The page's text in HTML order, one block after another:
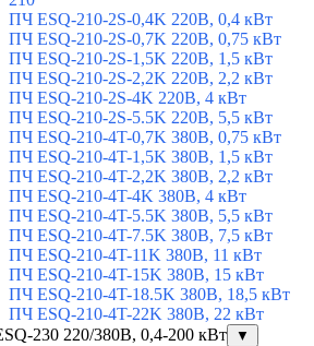
ПЧ ESQ-210-2S-0,4K 220В, 0,4 кВт
ПЧ ESQ-210-2S-0,7K 220В, 0,75 кВт
ПЧ ESQ-210-2S-1,5K 220В, 1,5 кВт
ПЧ ESQ-210-2S-2,2K 220В, 2,2 кВт
ПЧ ESQ-210-2S-4K 220В, 4 кВт
ПЧ ESQ-210-2S-5.5K 220В, 5,5 кВт
ПЧ ESQ-210-4T-0,7K 380В, 0,75 кВт
ПЧ ESQ-210-4T-1,5K 380В, 1,5 кВт
ПЧ ESQ-210-4T-2,2K 380В, 2,2 кВт
ПЧ ESQ-210-4T-4K 380В, 4 кВт
ПЧ ESQ-210-4T-5.5K 380В, 5,5 кВт
ПЧ ESQ-210-4T-7.5K 380В, 7,5 кВт
ПЧ ESQ-210-4T-11K 380В, 11 кВт
ПЧ ESQ-210-4T-15K 380В, 15 кВт
ПЧ ESQ-210-4T-18.5K 380В, 18,5 кВт
ПЧ ESQ-210-4T-22K 380В, 22 кВт
230 220/380В, 0,4-200 кВт
▼